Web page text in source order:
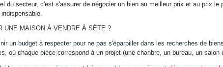
du secteur, c'est s'assurer de négocier un bien au meilleur prix et au prix
UNE MAISON À VENDRE À SÈTE ?
un budget à respecter pour ne pas s'éparpiller dans les recherches de
où chaque pièce correspond à un projet (une chanbre, un bureau, un